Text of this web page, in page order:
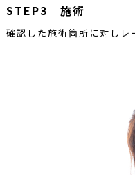
STEP3 施術
確認した施術箇所に対しレ